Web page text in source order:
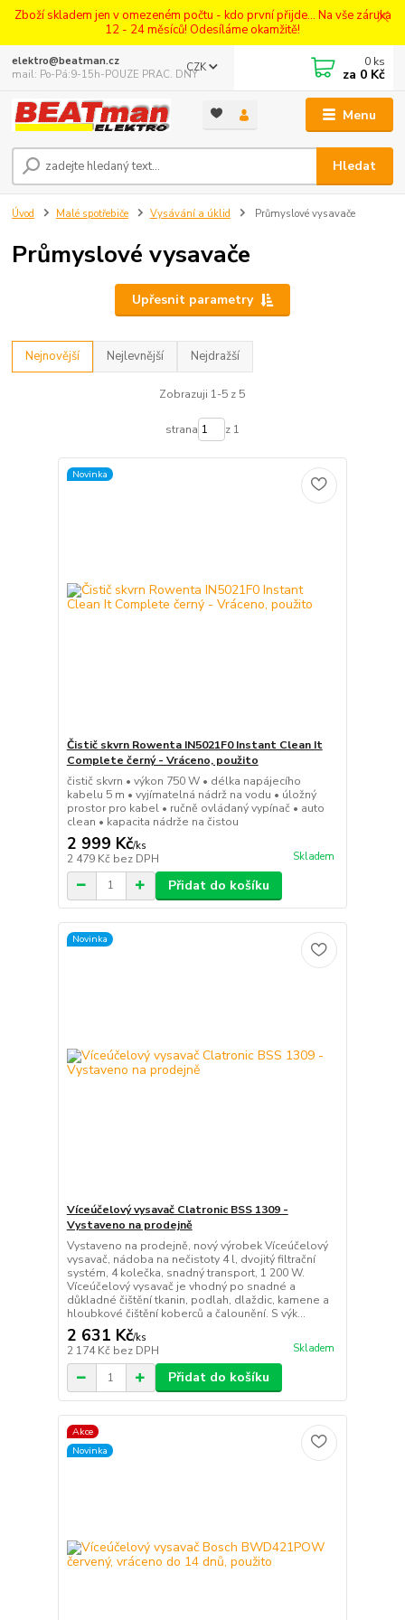
Zboží skladem jen v omezeném počtu - kdo první přijde... Na vše záruka
12 - 24 měsíců! Odesíláme okamžitě!
Menu
CZK
Hledat
elektro@beatman.cz
mail: Po-Pá:9-15h-POUZE PRAC. DNY
0 ks
za 0 Kč
Úvod Malé spotřebiče Vysávání a úklid Průmyslové vysavače
Průmyslové vysavače
Upřesnit parametry
Nejnovější Nejlevnější Nejdražší
Zobrazuji 1-5 z 5
strana z 1
Novinka
Čistič skvrn Rowenta IN5021F0 Instant Clean It
Complete černý - Vráceno, použito
čistič skvrn • výkon 750 W • délka napájecího
kabelu 5 m • vyjímatelná nádrž na vodu • úložný
prostor pro kabel • ručně ovládaný vypínač • auto
clean • kapacita nádrže na čistou
2 999 Kč/ks
2 479 Kč bez DPH Skladem
Přidat do košíku
Novinka
Víceúčelový vysavač Clatronic BSS 1309 -
Vystaveno na prodejně
Vystaveno na prodejně, nový výrobek Víceúčelový
vysavač, nádoba na nečistoty 4 l, dvojitý filtrační
systém, 4 kolečka, snadný transport, 1 200 W.
Víceúčelový vysavač je vhodný po snadné a
důkladné čištění tkanin, podlah, dlaždic, kamene a
hloubkové čištění koberců a čalounění. S výk...
2 631 Kč/ks
2 174 Kč bez DPH Skladem
Přidat do košíku
Akce
Novinka